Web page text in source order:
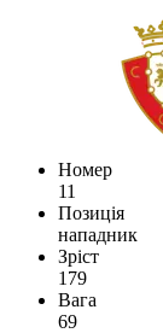
Номер
11
Позиція
нападник
Зріст
179
Вага
69